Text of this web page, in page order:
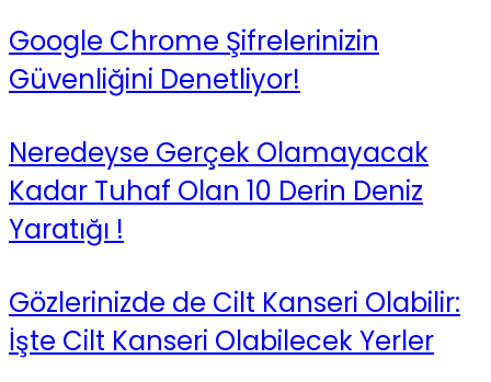
Google Chrome Şifrelerinizin
Güvenliğini Denetliyor!
Neredeyse Gerçek Olamayacak
Kadar Tuhaf Olan 10 Derin Deniz
Yaratığı !
Gözlerinizde de Cilt Kanseri Olabilir:
İşte Cilt Kanseri Olabilecek Yerler